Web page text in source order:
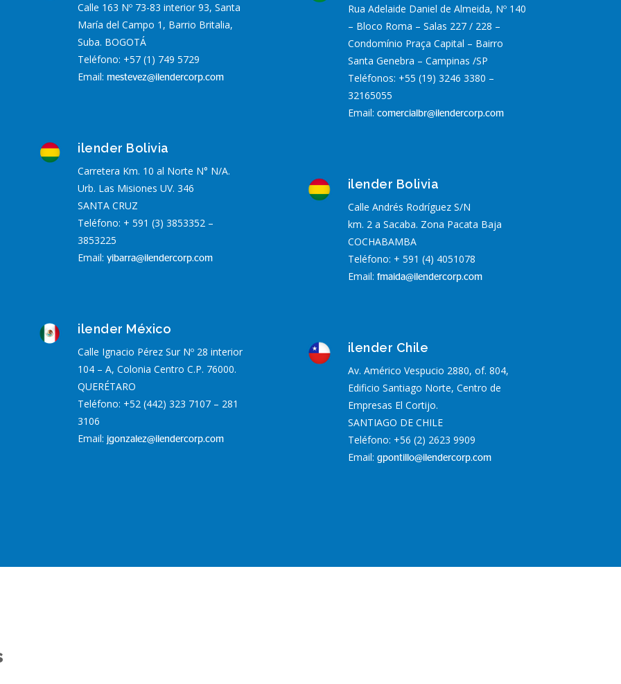
Calle 163 Nº 73-83 interior 93, Santa
María del Campo 1, Barrio Britalia,
Suba. BOGOTÁ
Teléfono: +57 (1) 749 5729
Email: mestevez@ilendercorp.com
ilender Bolivia
Carretera Km. 10 al Norte N° N/A.
Urb. Las Misiones UV. 346
SANTA CRUZ
Teléfono: + 591 (3) 3853352 –
3853225
Email:yibarra@ilendercorp.com
ilender México
Calle Ignacio Pérez Sur Nº 28 interior
104 – A, Colonia Centro C.P. 76000.
QUERÉTARO
Teléfono: +52 (442) 323 7107 – 281
3106
Email: jgonzalez@ilendercorp.com
Rua Adelaide Daniel de Almeida, Nº 140
– Bloco Roma – Salas 227 / 228 –
Condomínio Praça Capital – Bairro
Santa Genebra – Campinas /SP
Teléfonos: +55 (19) 3246 3380 –
32165055
Email: comercialbr@ilendercorp.com
ilender Bolivia
Calle Andrés Rodríguez S/N
km. 2 a Sacaba. Zona Pacata Baja
COCHABAMBA
Teléfono: + 591 (4) 4051078
Email: fmaida@ilendercorp.com
ilender Chile
Av. Américo Vespucio 2880, of. 804,
Edificio Santiago Norte, Centro de
Empresas El Cortijo.
SANTIAGO DE CHILE
Teléfono: +56 (2) 2623 9909
Email: gpontillo@ilendercorp.com